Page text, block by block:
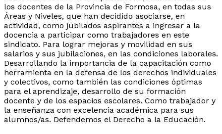
los docentes de la Provincia de Formosa, en todas sus
Áreas y Niveles, que han decidido asociarse, en
actividad, como jubilados aspirantes a ingresar a la
docencia a participar como trabajadores en este
sindicato. Para lograr mejoras y movilidad en sus
salarios y sus jubilaciones, en las condiciones laborales.
Desarrollando la importancia de la capacitación como
herramienta en la defensa de los derechos individuales
y colectivos, como también las condiciones óptimas
para el aprendizaje, desarrollo de su formación
docente y de los espacios escolares. Como trabajador y
la enseñanza con excelencia académica para sus
alumnos/as. Defendemos el Derecho a la Educación.